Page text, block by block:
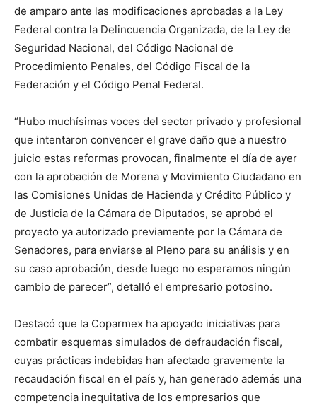
de amparo ante las modificaciones aprobadas a la Ley
Federal contra la Delincuencia Organizada, de la Ley de
Seguridad Nacional, del Código Nacional de
Procedimiento Penales, del Código Fiscal de la
Federación y el Código Penal Federal.
“Hubo muchísimas voces del sector privado y profesional
que intentaron convencer el grave daño que a nuestro
juicio estas reformas provocan, finalmente el día de ayer
con la aprobación de Morena y Movimiento Ciudadano en
las Comisiones Unidas de Hacienda y Crédito Público y
de Justicia de la Cámara de Diputados, se aprobó el
proyecto ya autorizado previamente por la Cámara de
Senadores, para enviarse al Pleno para su análisis y en
su caso aprobación, desde luego no esperamos ningún
cambio de parecer”, detalló el empresario potosino.
Destacó que la Coparmex ha apoyado iniciativas para
combatir esquemas simulados de defraudación fiscal,
cuyas prácticas indebidas han afectado gravemente la
recaudación fiscal en el país y, han generado además una
competencia inequitativa de los empresarios que